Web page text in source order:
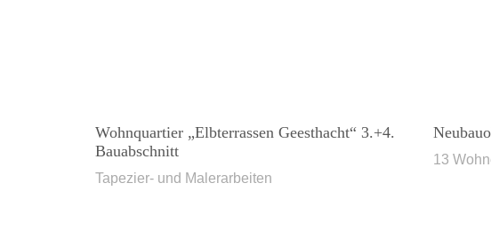
Wohnquartier „Elbterrassen Geesthacht“ 3.+4.
Bauabschnitt
Tapezier- und Malerarbeiten
13